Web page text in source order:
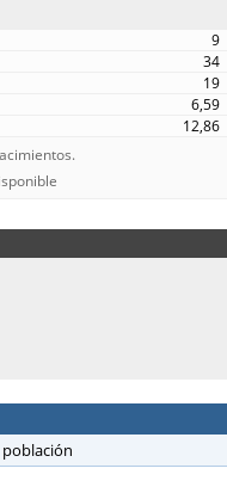
9
34
19
6,59
12,86
población